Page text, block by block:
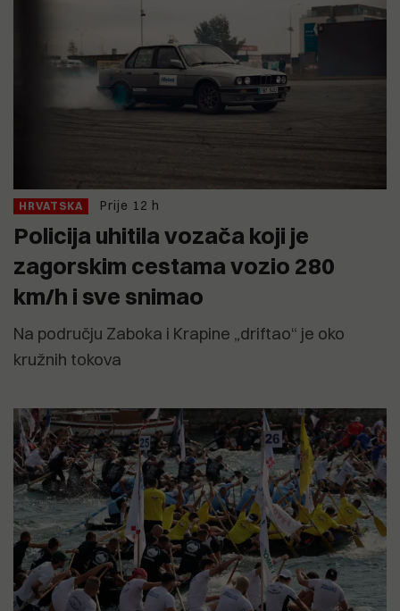
HRVATSKA Prije 12 h
Policija uhitila vozača koji je
zagorskim cestama vozio 280
km/h i sve snimao
Na području Zaboka i Krapine „driftao“ je oko
kružnih tokova